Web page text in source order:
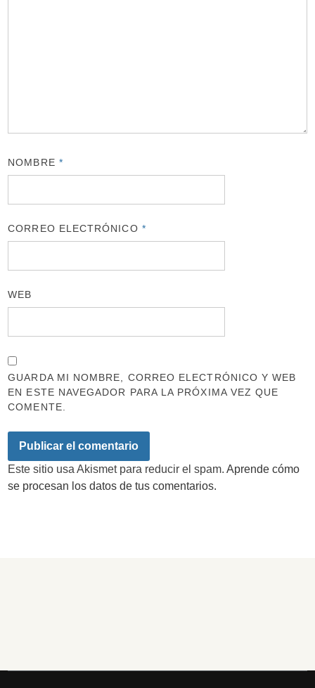
NOMBRE *
CORREO ELECTRÓNICO *
WEB
GUARDA MI NOMBRE, CORREO ELECTRÓNICO Y WEB
EN ESTE NAVEGADOR PARA LA PRÓXIMA VEZ QUE
COMENTE.
Este sitio usa Akismet para reducir el spam.Aprende cómo
se procesan los datos de tus comentarios.